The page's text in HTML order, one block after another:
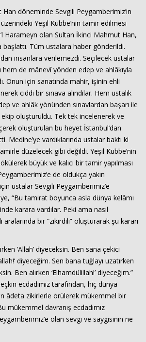
döneminde Sevgili Peygamberimiz’in
Yeşil Kubbe’nin tamir edilmesi
Harameyn olan Sultan İkinci Mahmut Han,
başlattı. Tüm ustalara haber gönderildi.
insanlara verilemezdi. Seçilecek ustalar
hem de mânevî yönden edep ve ahlâkıyla
Onun için sanatında mahir, işinin ehli
ciddi bir sınava alındılar. Hem ustalık
ve ahlâk yönünden sınavlardan başarı ile
oluşturuldu. Tek tek incelenerek ve
oluşturulan bu heyet İstanbul’dan
Medine’ye vardıklarında ustalar baktı ki
düzelecek gibi değildi. Yeşil Kubbe’nin
büyük ve kalıcı bir tamir yapılması
de oldukça yakın
ustalar Sevgili Peygamberimiz’e
“Bu tamirat boyunca asla dünya kelâmı
karara vardılar. Peki ama nasıl
aralarında bir “zikirdili” oluşturarak şu kararı
‘Allah’ diyeceksin. Ben sana çekici
diyeceğim. Sen bana tuğlayı uzatırken
Ben alırken ‘Elhamdülillah!’ diyeceğim.”
ecdadımız tarafından, hiç dünya
âdeta zikirlerle örülerek mükemmel bir
mükemmel davranış ecdadımız
olan sevgi ve saygısının ne